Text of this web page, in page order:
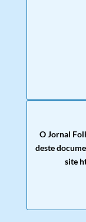
O Jornal
deste
site